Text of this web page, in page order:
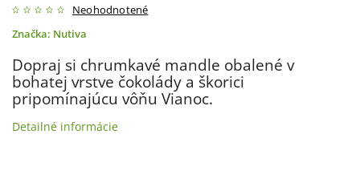
Neohodnotené
Značka: Nutiva
Dopraj si chrumkavé mandle obalené v
bohatej vrstve čokolády a škorici
pripomínajúcu vôňu Vianoc.
Detailné informácie